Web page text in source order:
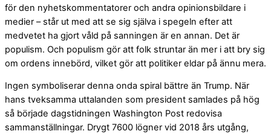
för den nyhetskommentatorer och andra opinionsbildare i
medier – står ut med att se sig själva i spegeln efter att
medvetet ha gjort våld på sanningen är en annan. Det är
populism. Och populism gör att folk struntar än mer i att bry sig
om ordens innebörd, vilket gör att politiker eldar på ännu mera.
Ingen symboliserar denna onda spiral bättre än Trump. När
hans tveksamma uttalanden som president samlades på hög
så började dagstidningen Washington Post redovisa
sammanställningar. Drygt 7600 lögner vid 2018 års utgång,